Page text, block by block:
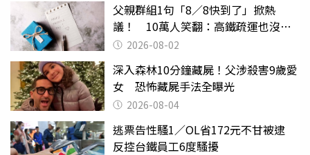
父親群組1句「8／8快到了」掀熱
議！ 10萬人笑翻：高鐵疏運也沒列
父親節
2026-08-02
深入森林10分鐘藏屍！父涉殺害9歲愛
女 恐怖藏屍手法全曝光
2026-08-04
逃票告性騷1／OL省172元不甘被逮
反控台鐵員工6度騷擾